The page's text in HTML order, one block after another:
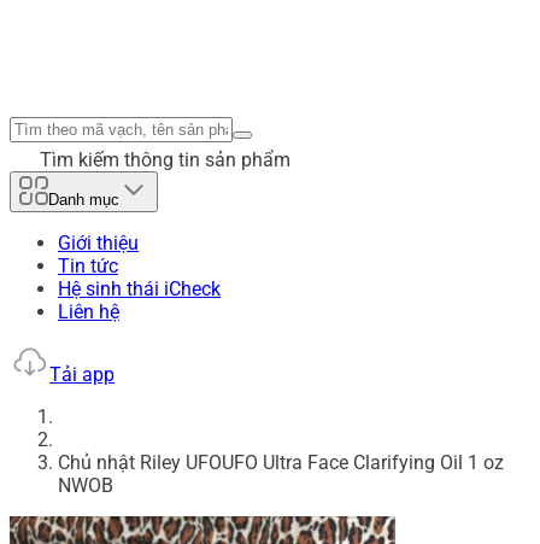
Tìm kiếm thông tin sản phẩm
Danh mục
Giới thiệu
Tin tức
Hệ sinh thái iCheck
Liên hệ
Tải app
Chủ nhật Riley UFOUFO Ultra Face Clarifying Oil 1 oz
NWOB